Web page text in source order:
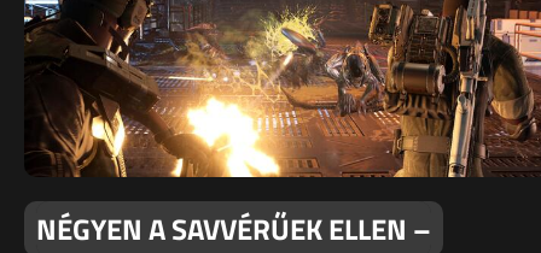
NÉGYEN A SAVVÉRŰEK ELLEN –